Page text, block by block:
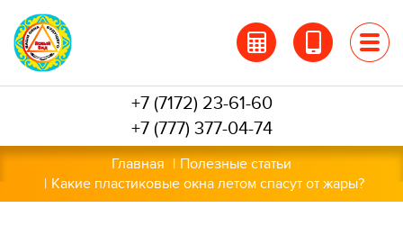
Перейти
основному
содержанию
+7 (7172) 23-61-60
+7 (777) 377-04-74
Главная
Полезные статьи
Какие пластиковые окна летом спасут от жары?